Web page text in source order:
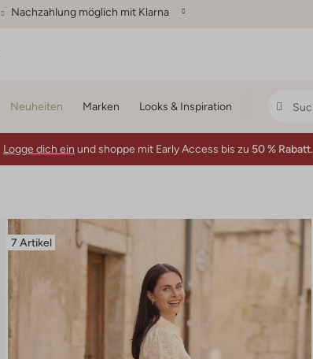
Nachzahlung möglich mit Klarna
Neuheiten Marken Looks & Inspiration
Logge dich ein und shoppe mit Early Access bis zu 50 % Rabatt.
7 Artikel